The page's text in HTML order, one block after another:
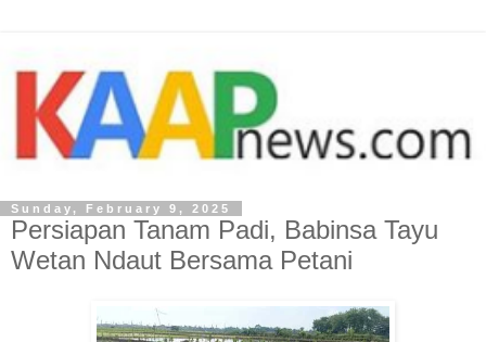
Sunday, February 9, 2025
Persiapan Tanam Padi, Babinsa Tayu
Wetan Ndaut Bersama Petani